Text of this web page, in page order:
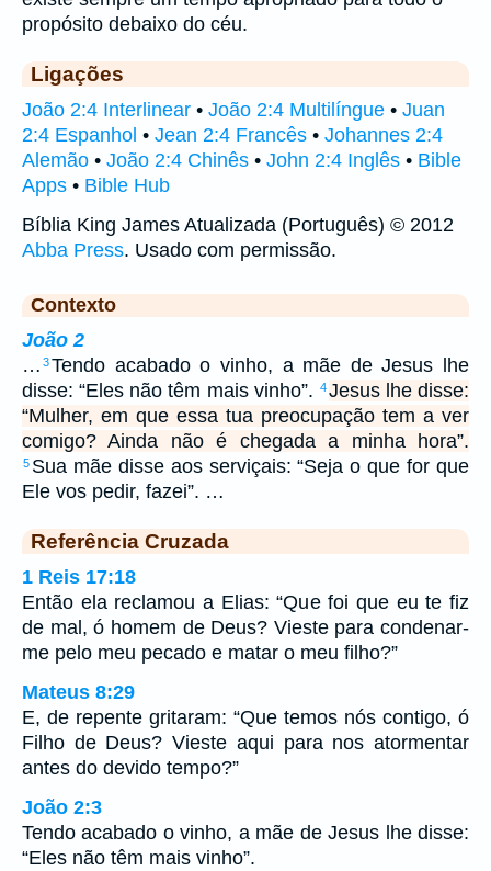
propósito debaixo do céu.
Ligações
João 2:4 Interlinear • João 2:4 Multilíngue • Juan
2:4 Espanhol • Jean 2:4 Francês • Johannes 2:4
Alemão • João 2:4 Chinês • John 2:4 Inglês • Bible
Apps • Bible Hub
Bíblia King James Atualizada (Português) © 2012
Abba Press. Usado com permissão.
Contexto
João 2
… 3Tendo acabado o vinho, a mãe de Jesus lhe
disse: “Eles não têm mais vinho”. 4Jesus lhe disse:
“Mulher, em que essa tua preocupação tem a ver
comigo? Ainda não é chegada a minha hora”.
5 Sua mãe disse aos serviçais: “Seja o que for que
Ele vos pedir, fazei”. …
Referência Cruzada
1 Reis 17:18
Então ela reclamou a Elias: “Que foi que eu te fiz
de mal, ó homem de Deus? Vieste para condenar-
me pelo meu pecado e matar o meu filho?”
Mateus 8:29
E, de repente gritaram: “Que temos nós contigo, ó
Filho de Deus? Vieste aqui para nos atormentar
antes do devido tempo?”
João 2:3
Tendo acabado o vinho, a mãe de Jesus lhe disse:
“Eles não têm mais vinho”.